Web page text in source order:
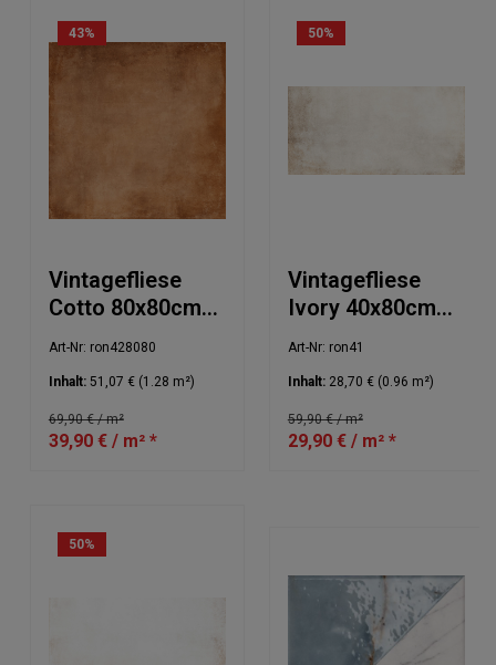
43%
Vintagefliese
Cotto 80x80cm
NIP
Art-Nr: ron428080
Inhalt: 51,07 € (1.28 m²)
69,90 € / m²
39,90 € / m² *
50%
Vintagefliese
Ivory 40x80cm
NIP
Art-Nr: ron41
Inhalt: 28,70 € (0.96 m²)
59,90 € / m²
29,90 € / m² *
50%